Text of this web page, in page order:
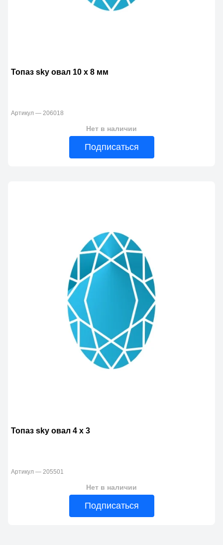
Топаз sky овал 10 x 8 мм
Артикул — 206018
Нет в наличии
Подписаться
Топаз sky овал 4 x 3
Артикул — 205501
Нет в наличии
Подписаться